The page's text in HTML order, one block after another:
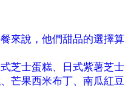
來說，他們甜品的選擇算
芝士蛋糕、日式紫薯芝士
芒果西米布丁、南瓜紅豆